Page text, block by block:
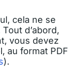
cela ne se
d’abord,
vous devez
au format PDF
).